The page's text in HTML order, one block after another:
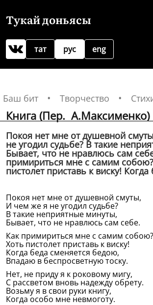
Тукай доньясы
рус
тат eng
Баш бит Творчество
Книга (Пер. А.Максименко)
Покоя нет мне от душевной
не угодил судьбе? В такие
Бывает, что не нравлюсь сам
примириться мне с самим
пистолет приставь к виску! Когда
Покоя нет мне от душевной смуты,
И чем же я не угодил судьбе?
В такие неприятные минуты,
Бывает, что не нравлюсь сам себе.
Как примириться мне с самим собою?
Хоть пистолет приставь к виску!
Когда беда сменяется бедою,
Впадаю в беспросветную тоску.
Нет, не приду я к роковому мигу,
С рассветом вновь надежду обрету.
Возьму я в свои руки книгу,
Когда особо мне невмоготу.